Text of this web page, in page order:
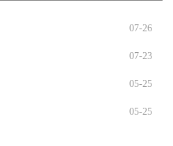
07-26
07-23
05-25
05-25